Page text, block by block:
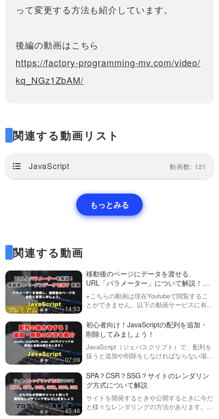
って変更する方法も紹介しています。
後編の動画はこちら
https://factory-programming-mv.com/video/
kq_NGz1ZbAM/
関連する動画リスト
JavaScript 動画数: 121
もっとみる
関連する動画
14:53
移動後のページにデータを渡せる、
URL「パラメーター」について解説！後
編
※こちらの動画は現在Youtubeで閲覧するこ
とができません。以下の動画サービスに有料
です。https://factory-programming-mv.co…
07:09
初心者向け！JavaScriptの配列を追加・
削除してみましょう！
JavaScript（ジェバスクリプト）で、配列を
扱うと追加や削除をしなければならない場面
unshift・pop・shiftメソッドそれぞれの紹介
と実例を紹介し…
45:46
SPA？CSR？SSG？サイトのレンダリン
グ方式について解説
サイトを開発するときや公開するときに今だ
と様々なレンダリングの方法があります。聞